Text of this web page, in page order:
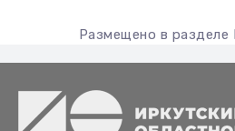
Размещено в разделе